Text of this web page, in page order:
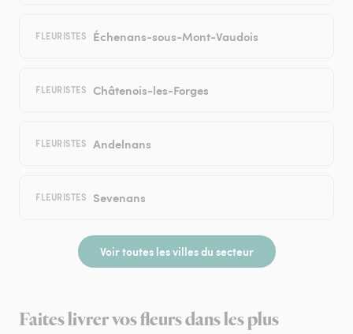
FLEURISTES Échenans-sous-Mont-Vaudois
FLEURISTES Châtenois-les-Forges
FLEURISTES Andelnans
FLEURISTES Sevenans
Voir toutes les villes du secteur
Faites livrer vos fleurs dans les plus